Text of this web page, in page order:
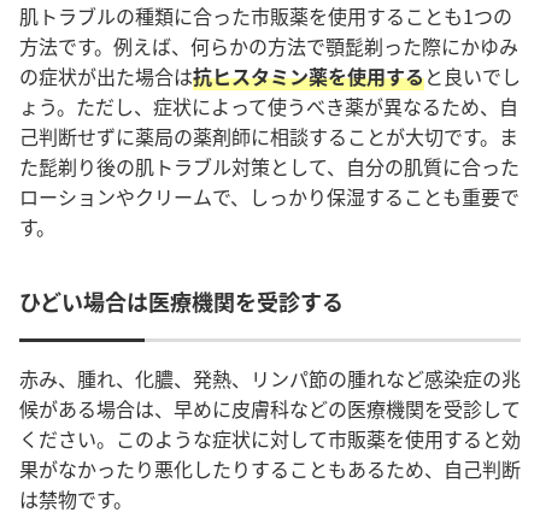
肌トラブルの種類に合った市販薬を使用することも1つの
方法です。例えば、何らかの方法で顎髭剃った際にかゆみ
の症状が出た場合は抗ヒスタミン薬を使用すると良いでし
ょう。ただし、症状によって使うべき薬が異なるため、自
己判断せずに薬局の薬剤師に相談することが大切です。ま
た髭剃り後の肌トラブル対策として、自分の肌質に合った
ローションやクリームで、しっかり保湿することも重要で
す。
ひどい場合は医療機関を受診する
赤み、腫れ、化膿、発熱、リンパ節の腫れなど感染症の兆
候がある場合は、早めに皮膚科などの医療機関を受診して
ください。このような症状に対して市販薬を使用すると効
果がなかったり悪化したりすることもあるため、自己判断
は禁物です。